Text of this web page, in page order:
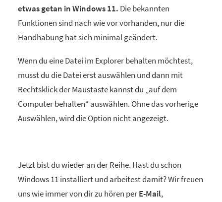
etwas getan in Windows 11. Die bekannten
Funktionen sind nach wie vor vorhanden, nur die
Handhabung hat sich minimal geändert.
Wenn du eine Datei im Explorer behalten möchtest,
musst du die Datei erst auswählen und dann mit
Rechtsklick der Maustaste kannst du „auf dem
Computer behalten“ auswählen. Ohne das vorherige
Auswählen, wird die Option nicht angezeigt.
Jetzt bist du wieder an der Reihe. Hast du schon
Windows 11 installiert und arbeitest damit? Wir freuen
uns wie immer von dir zu hören perE-Mail,